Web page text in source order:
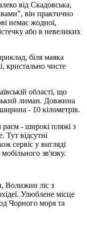
від Скадовська,
він практично
немає жодної,
або в невеликих
біля маяка
кристально чисте
області, що
лиман. Довжина
- 10 кілометрів.
- широкі пляжі з
Тут відсутні
сервіс у вигляді
зв'язку.
Волижин ліс з
Улюблене місце
Чорного моря та